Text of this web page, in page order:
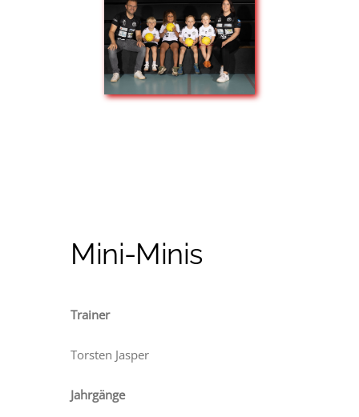
Mini-Minis
Trainer
Torsten Jasper
Jahrgänge